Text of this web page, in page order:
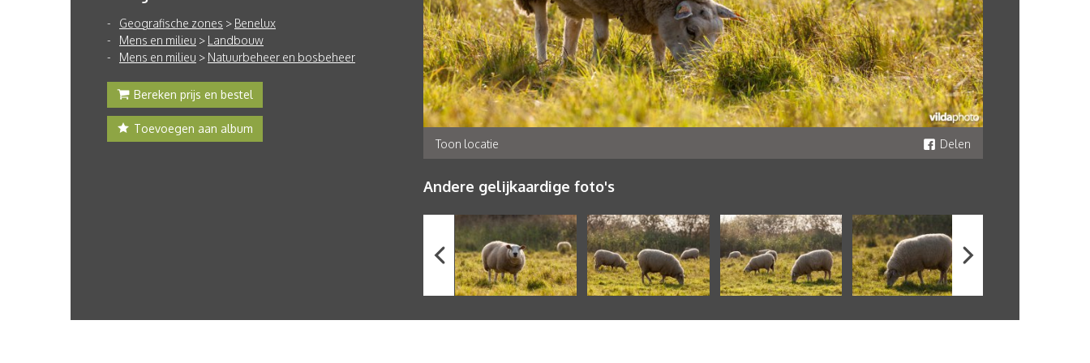
Geografische zones > Benelux
Mens en milieu > Landbouw
Mens en milieu > Natuurbeheer en bosbeheer
Bereken prijs en bestel
Toevoegen aan album
Toon locatie
Delen
Andere gelijkaardige foto's